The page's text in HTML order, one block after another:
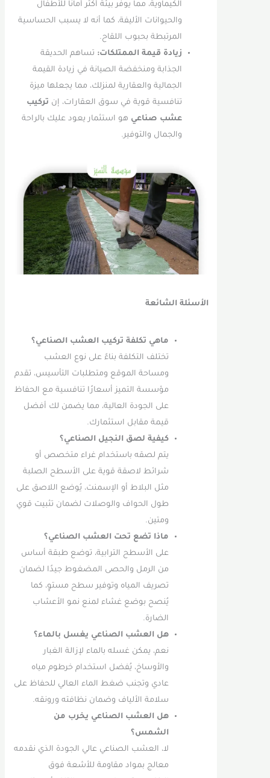
الكيماوية، مما يوفر بيئة أكثر أمانًا للأطفال
والحيوانات الأليفة، كما أنه لا يسبب الحساسية
المرتبطة بحبوب اللقاح.
زيادة قيمة الممتلكات:تساهم الحديقة
الجذابة ومنخفضة الصيانة في زيادة القيمة
الجمالية والعقارية لمنزلك، مما يجعلها ميزة
تنافسية قوية في سوق العقارات، إنتركيب
عشب صناعيهو استثمار يعود عليك بالراحة
والجمال والتوفير.
الأسئلة الشائعة
ماهي تكلفة تركيب العشب الصناعي؟
تختلف التكلفة بناءً على نوع العشب
ومساحة الموقع ومتطلبات التأسيس، تقدم
مؤسسة التميز أسعارًا تنافسية مع الحفاظ
على الجودة العالية، مما يضمن لك أفضل
قيمة مقابل استثمارك.
كيفية لصق النجيل الصناعي؟
يتم لصقه باستخدام غراء متخصص أو
شرائط لاصقة قوية على الأسطح الصلبة
مثل البلاط أو الإسمنت، يُوضع اللاصق على
طول الحواف والوصلات لضمان تثبيت قوي
ومتين.
ماذا تضع تحت العشب الصناعي؟
على الأسطح الترابية، توضع طبقة أساس
من الرمل والحصى المضغوط جيدًا لضمان
تصريف المياه وتوفير سطح مستوٍ، كما
يُنصح بوضع غشاء لمنع نمو الأعشاب
الضارة.
هل العشب الصناعي يغسل بالماء؟
نعم، يمكن غسله بالماء لإزالة الغبار
والأوساخ، يُفضل استخدام خرطوم مياه
عادي وتجنب ضغط الماء العالي للحفاظ على
سلامة الألياف وضمان نظافته ورونقه.
هل العشب الصناعي يخرب من
الشمس؟
لا، العشب الصناعي عالي الجودة الذي نقدمه
معالج بمواد مقاومة للأشعة فوق